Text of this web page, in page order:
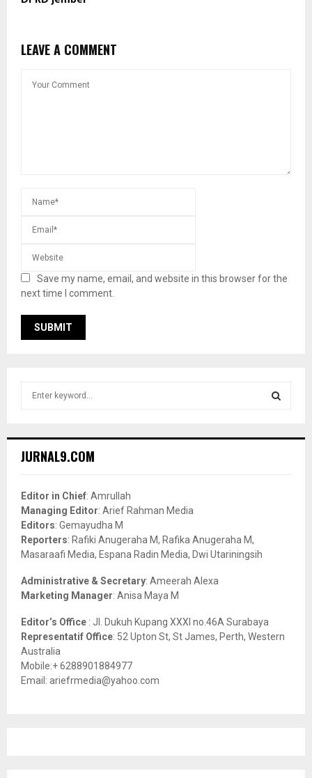
LEAVE A COMMENT
Save my name, email, and website in this browser for the
next time I comment.
h
o
r
:
JURNAL9.COM
Editor in Chief: Amrullah
Managing Editor: Arief Rahman Media
Editors: Gemayudha M
Reporters: Rafiki Anugeraha M, Rafika Anugeraha M,
Masaraafi Media, Espana Radin Media, Dwi Utariningsih
Administrative & Secretary: Ameerah Alexa
Marketing Manager: Anisa Maya M
Editor’s Office : Jl. Dukuh Kupang XXXI no.46A Surabaya
Representatif Office: 52 Upton St, St James, Perth, Western
Australia
Mobile:+ 6288901884977
Email: ariefrmedia@yahoo.com